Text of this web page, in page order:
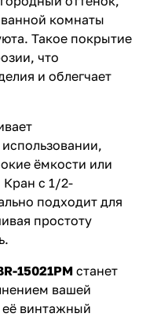
комнаты
Такое покрытие
что
и облегчает
ёмкости или
Кран с 1/2-
подходит для
простоту
15021PM станет
вашей
винтажный